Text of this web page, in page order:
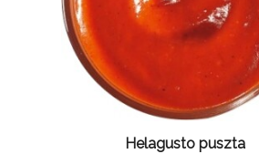
Helagusto puszta